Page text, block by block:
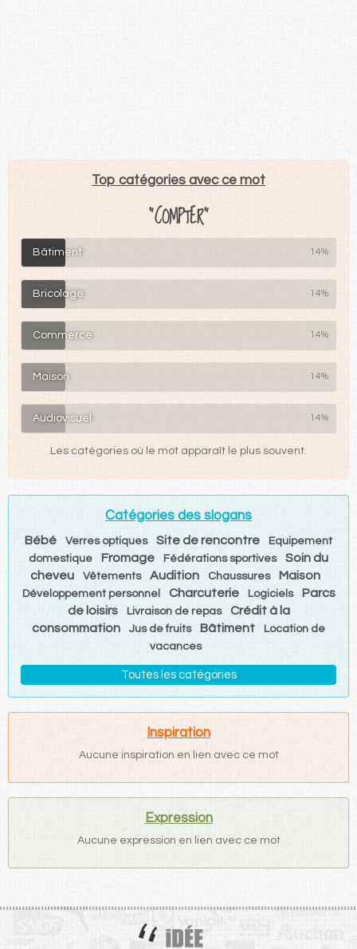
Top catégories avec ce mot
"COMPTER"
Bâtiment 14%
Bricolage 14%
Commerce 14%
Maison 14%
Audiovisuel 14%
Les catégories où le mot apparaît le plus souvent.
Catégories des slogans
Bébé Verres optiques Site de rencontre
Equipement
domestique
Fromage Fédérations sportives
Soin du
cheveu
Vêtements Audition Chaussures Maison
Développement personnel Charcuterie Logiciels
Parcs
de loisirs
Livraison de repas
Crédit à la
consommation
Jus de fruits Bâtiment
Location de
vacances
Toutes les catégories
Inspiration
Aucune inspiration en lien avec ce mot
Expression
Aucune expression en lien avec ce mot